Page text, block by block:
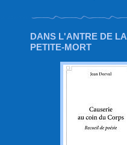
DANS L'ANTRE DE LA
PETITE-MORT